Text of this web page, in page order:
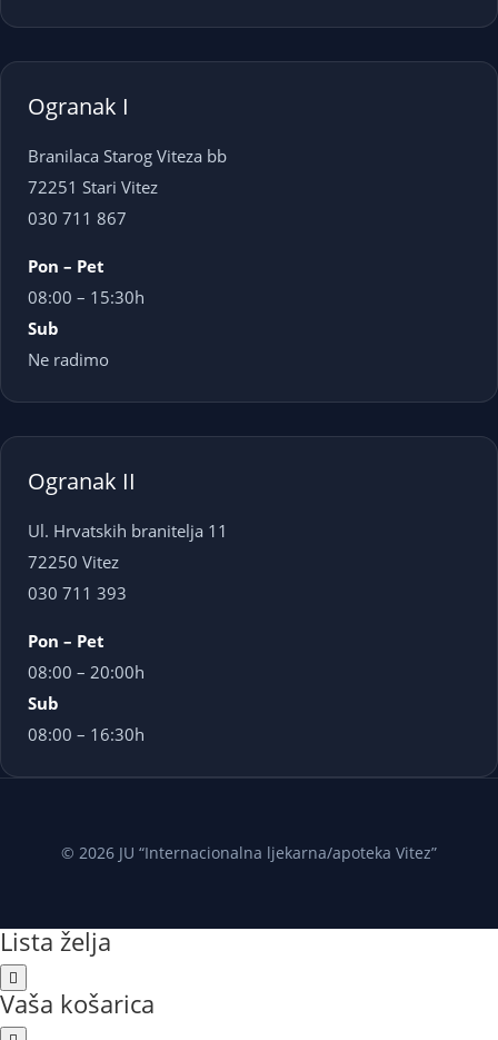
Ogranak I
Branilaca Starog Viteza bb
72251 Stari Vitez
030 711 867
Pon – Pet
08:00 – 15:30h
Sub
Ne radimo
Ogranak II
Ul. Hrvatskih branitelja 11
72250 Vitez
030 711 393
Pon – Pet
08:00 – 20:00h
Sub
08:00 – 16:30h
© 2026 JU “Internacionalna ljekarna/apoteka Vitez”
Lista želja
Vaša košarica